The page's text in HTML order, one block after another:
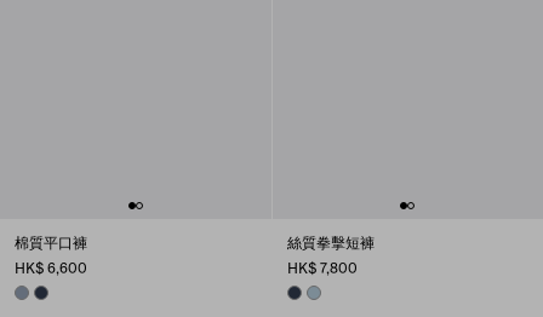
棉質平口褲
HK$ 6,600
SAPPHIRE BLUE
NAVY
絲質拳擊短褲
HK$ 7,800
NAVYASTRO